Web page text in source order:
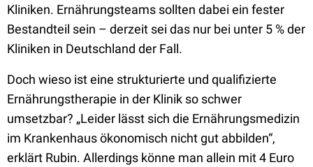
Kliniken. Ernährungsteams sollten dabei ein fester
Bestandteil sein – derzeit sei das nur bei unter 5 % der
Kliniken in Deutschland der Fall.
Doch wieso ist eine strukturierte und qualifizierte
Ernährungstherapie in der Klinik so schwer
umsetzbar? „Leider lässt sich die Ernährungsmedizin
im Krankenhaus ökonomisch nicht gut abbilden“,
erklärt Rubin. Allerdings könne man allein mit 4 Euro